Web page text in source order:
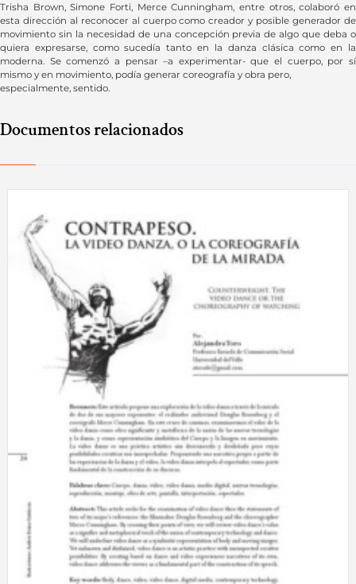
Trisha Brown, Simone Forti, Merce Cunningham, entre otros, colaboró en
esta dirección al reconocer al cuerpo como creador y posible generador de
movimiento sin la necesidad de una concepción previa de algo que deba o
quiera expresarse, como sucedía tanto en la danza clásica como en la
moderna. Se comenzó a pensar –a experimentar- que el cuerpo, por sí
mismo y en movimiento, podía generar coreografía y obra pero,
especialmente, sentido.
Documentos relacionados